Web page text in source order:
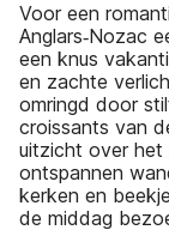
Voor een
Anglars‑Nozac
een knus
en zachte
omringd door
croissants van
uitzicht over het
ontspannen
kerken en
de middag